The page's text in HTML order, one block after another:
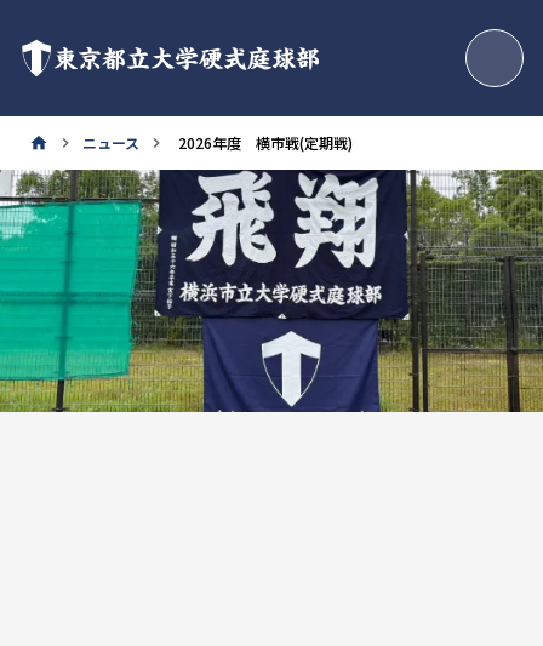
東京都立大学硬式庭球部
home keyboard_arrow_right ニュース keyboard_arrow_right 2026年度 横市戦(定期戦)